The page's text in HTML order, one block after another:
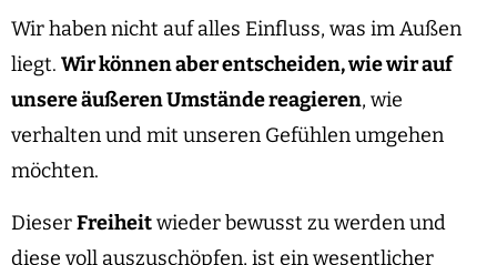
Wir haben nicht auf alles Einfluss, was im Außen
liegt. Wir können aber entscheiden, wie wir auf
unsere äußeren Umstände reagieren, wie
verhalten und mit unseren Gefühlen umgehen
möchten.
DieserFreiheitwieder bewusst zu werden und
diese voll auszuschöpfen, ist ein wesentlicher